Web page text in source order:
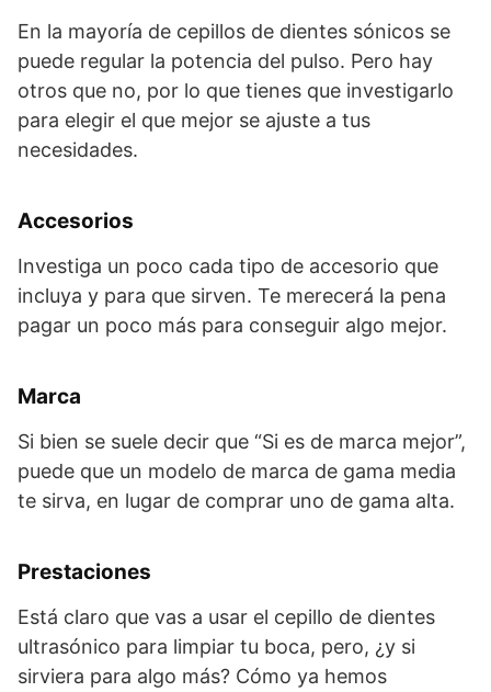
En la mayoría de cepillos de dientes sónicos se
puede regular la potencia del pulso. Pero hay
otros que no, por lo que tienes que investigarlo
para elegir el que mejor se ajuste a tus
necesidades.
Accesorios
Investiga un poco cada tipo de accesorio que
incluya y para que sirven. Te merecerá la pena
pagar un poco más para conseguir algo mejor.
Marca
Si bien se suele decir que “Si es de marca mejor”,
puede que un modelo de marca de gama media
te sirva, en lugar de comprar uno de gama alta.
Prestaciones
Está claro que vas a usar el cepillo de dientes
ultrasónico para limpiar tu boca, pero, ¿y si
sirviera para algo más? Cómo ya hemos